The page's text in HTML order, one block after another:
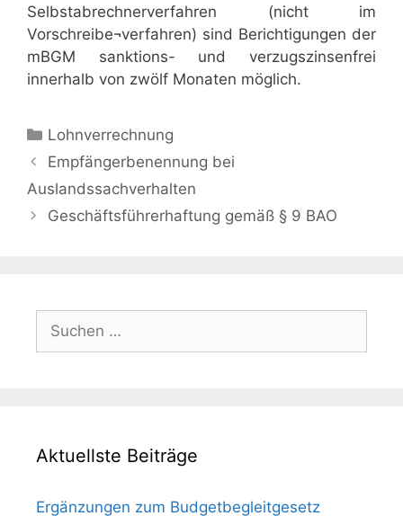
Selbstabrechnerverfahren (nicht im
Vorschreibe¬verfahren) sind Berichtigungen der
mBGM sanktions- und verzugszinsenfrei
innerhalb von zwölf Monaten möglich.
Kategorien
Lohnverrechnung
Empfängerbenennung bei
Auslandssachverhalten
Geschäftsführerhaftung gemäß § 9 BAO
Suchen
nach:
Aktuellste Beiträge
Ergänzungen zum Budgetbegleitgesetz